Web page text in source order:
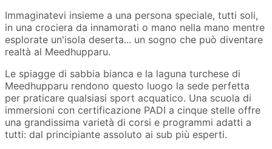
Immaginatevi insieme a una persona speciale, tutti soli,
in una crociera da innamorati o mano nella mano mentre
esplorate un'isola deserta... un sogno che può diventare
realtà al Meedhupparu.
Le spiagge di sabbia bianca e la laguna turchese di
Meedhupparu rendono questo luogo la sede perfetta
per praticare qualsiasi sport acquatico. Una scuola di
immersioni con certificazione PADI a cinque stelle offre
una grandissima varietà di corsi e programmi adatti a
tutti: dal principiante assoluto ai sub più esperti.